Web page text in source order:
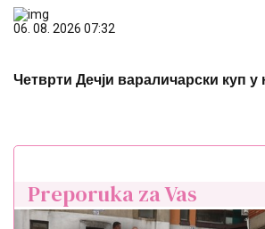
06. 08. 2026 07:32
Четврти Дечји вараличарски куп
Preporuka za Vas